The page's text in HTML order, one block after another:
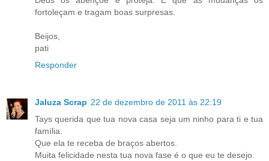
fortoleçam e tragam boas surpresas.
Beijos,
pati
Responder
Jaluza Scrap 22 de dezembro de 2011 às 22:19
Tays querida que tua nova casa seja um ninho para ti e tua
família.
Que ela te receba de braços abertos.
Muita felicidade nesta tua nova fase é o que eu te desejo.